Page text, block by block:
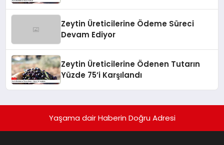
Zeytin Üreticilerine Ödeme Süreci
Devam Ediyor
Zeytin Üreticilerine Ödenen Tutarın
Yüzde 75’i Karşılandı
Yaşama dair Haberin Doğru Adresi